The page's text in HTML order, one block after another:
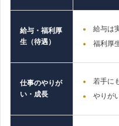
給与・福利厚
生（待遇）
給与は
福利厚
仕事のやりが
い・成長
若手に
やりが